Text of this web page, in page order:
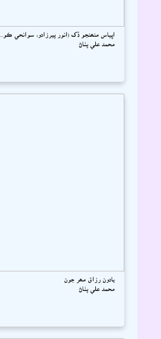
اڀياس منھنجو ڏک (انور پيرزادو، سوانحي ڪو...
محمد علي پٺاڻ
يادون رزاق مھر جون
محمد علي پٺاڻ